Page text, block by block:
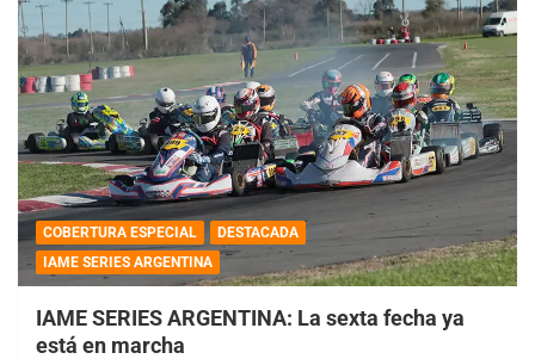
COBERTURA ESPECIAL
DESTACADA
IAME SERIES ARGENTINA
IAME SERIES ARGENTINA: La sexta fecha ya
está en marcha